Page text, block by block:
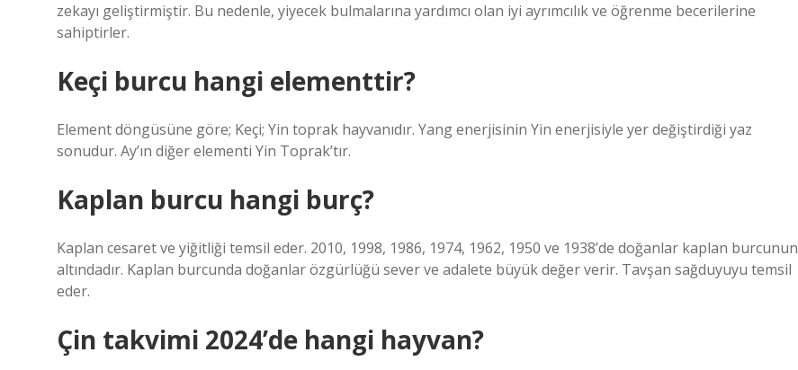
zekayı geliştirmiştir. Bu nedenle, yiyecek bulmalarına yardımcı olan iyi ayrımcılık ve öğrenme becerilerine
sahiptirler.
Keçi burcu hangi elementtir?
Element döngüsüne göre; Keçi; Yin toprak hayvanıdır. Yang enerjisinin Yin enerjisiyle yer değiştirdiği yaz
sonudur. Ay’ın diğer elementi Yin Toprak’tır.
Kaplan burcu hangi burç?
Kaplan cesaret ve yiğitliği temsil eder. 2010, 1998, 1986, 1974, 1962, 1950 ve 1938’de doğanlar kaplan burcunun
altındadır. Kaplan burcunda doğanlar özgürlüğü sever ve adalete büyük değer verir. Tavşan sağduyuyu temsil
eder.
Çin takvimi 2024’de hangi hayvan?